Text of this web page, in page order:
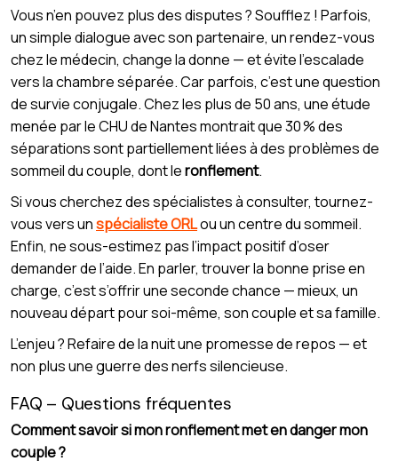
Vous n’en pouvez plus des disputes ? Soufflez ! Parfois,
un simple dialogue avec son partenaire, un rendez-vous
chez le médecin, change la donne — et évite l’escalade
vers la chambre séparée. Car parfois, c’est une question
de survie conjugale. Chez les plus de 50 ans, une étude
menée par le CHU de Nantes montrait que 30 % des
séparations sont partiellement liées à des problèmes de
sommeil du couple, dont leronflement.
Si vous cherchez des spécialistes à consulter, tournez-
vous vers unspécialiste ORLou un centre du sommeil.
Enfin, ne sous-estimez pas l’impact positif d’oser
demander de l’aide. En parler, trouver la bonne prise en
charge, c’est s’offrir une seconde chance — mieux, un
nouveau départ pour soi-même, son couple et sa famille.
L’enjeu ? Refaire de la nuit une promesse de repos — et
non plus une guerre des nerfs silencieuse.
FAQ – Questions fréquentes
Comment savoir si mon ronflement met en danger mon
couple ?